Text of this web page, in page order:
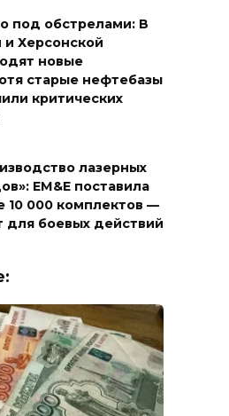
под обстрелами: В
и Херсонской
новые
старые нефтебазы
критических
лазерных
EM&E поставила
10 000 комплектов —
для боевых действий